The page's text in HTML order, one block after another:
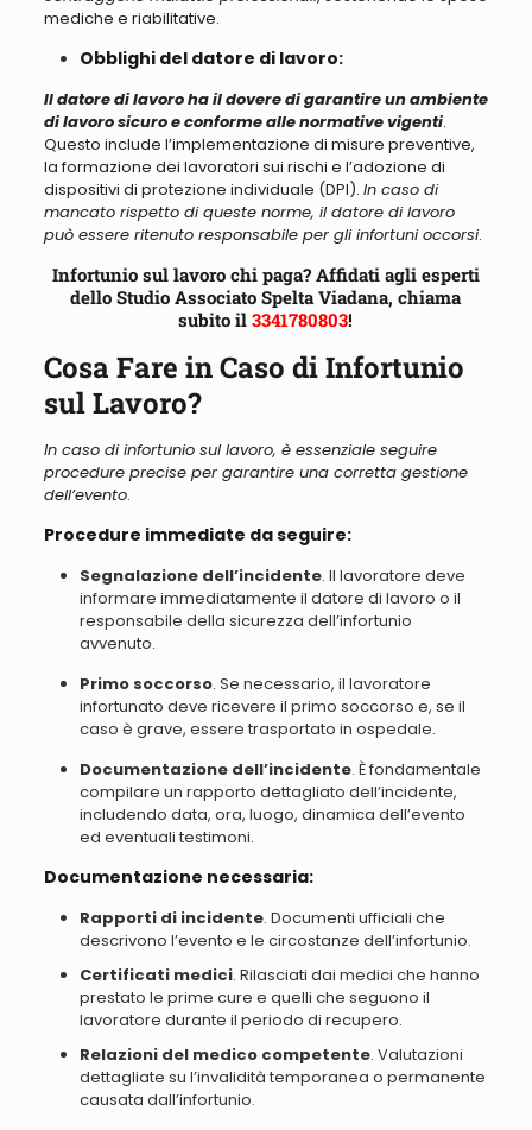
mediche e riabilitative.
Obblighi del datore di lavoro:
Il datore di lavoro ha il dovere di garantire un ambiente
di lavoro sicuro e conforme alle normative vigenti.
Questo include l’implementazione di misure preventive,
la formazione dei lavoratori sui rischi e l’adozione di
dispositivi di protezione individuale (DPI). In caso di
mancato rispetto di queste norme, il datore di lavoro
può essere ritenuto responsabile per gli infortuni occorsi.
Infortunio sul lavoro chi paga? Affidati agli esperti
dello Studio Associato Spelta Viadana, chiama
subito il3341780803!
Cosa Fare in Caso di Infortunio
sul Lavoro?
In caso di infortunio sul lavoro, è essenziale seguire
procedure precise per garantire una corretta gestione
dell’evento.
Procedure immediate da seguire:
Segnalazione dell’incidente. Il lavoratore deve
informare immediatamente il datore di lavoro o il
responsabile della sicurezza dell’infortunio
avvenuto.
Primo soccorso. Se necessario, il lavoratore
infortunato deve ricevere il primo soccorso e, se il
caso è grave, essere trasportato in ospedale.
Documentazione dell’incidente. È fondamentale
compilare un rapporto dettagliato dell’incidente,
includendo data, ora, luogo, dinamica dell’evento
ed eventuali testimoni.
Documentazione necessaria:
Rapporti di incidente. Documenti ufficiali che
descrivono l’evento e le circostanze dell’infortunio.
Certificati medici. Rilasciati dai medici che hanno
prestato le prime cure e quelli che seguono il
lavoratore durante il periodo di recupero.
Relazioni del medico competente. Valutazioni
dettagliate su l’invalidità temporanea o permanente
causata dall’infortunio.